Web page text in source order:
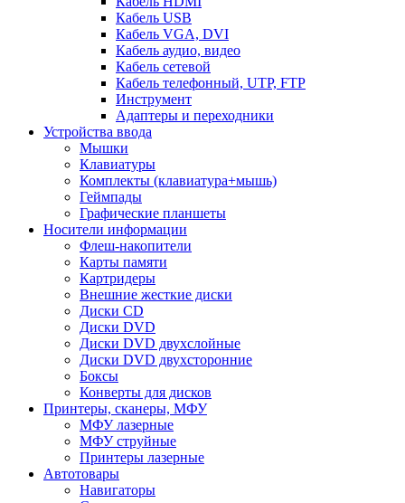
Кабель USB
Кабель VGA, DVI
Кабель аудио, видео
Кабель сетевой
Кабель телефонный, UTP, FTP
Инструмент
Адаптеры и переходники
Устройства ввода
Мышки
Клавиатуры
Комплекты (клавиатура+мышь)
Геймпады
Графические планшеты
Носители информации
Флеш-накопители
Карты памяти
Картридеры
Внешние жесткие диски
Диски CD
Диски DVD
Диски DVD двухслойные
Диски DVD двухсторонние
Боксы
Конверты для дисков
Принтеры, сканеры, МФУ
МФУ лазерные
МФУ струйные
Принтеры лазерные
Автотовары
Навигаторы